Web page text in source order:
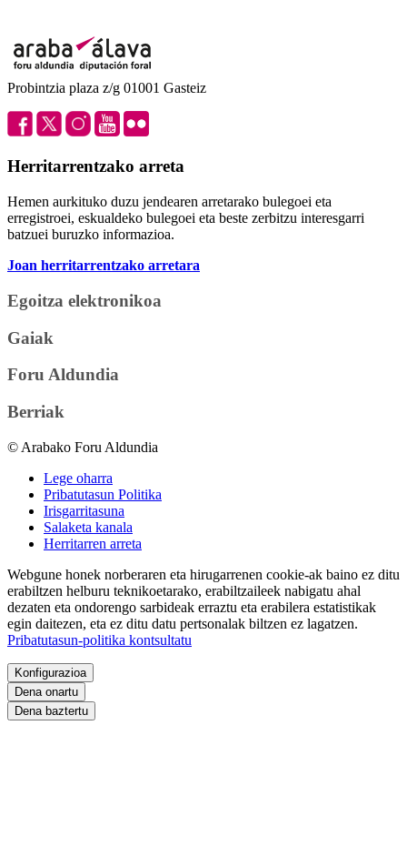
Probintzia plaza z/g 01001 Gasteiz
Herritarrentzako arreta
Hemen aurkituko duzu jendearen arretarako bulegoei eta
erregistroei, eskualdeko bulegoei eta beste zerbitzu interesgarri
batzuei buruzko informazioa.
Joan herritarrentzako arretara
Egoitza elektronikoa
Gaiak
Foru Aldundia
Berriak
© Arabako Foru Aldundia
Lege oharra
Pribatutasun Politika
Irisgarritasuna
Salaketa kanala
Herritarren arreta
Webgune honek norberaren eta hirugarrenen cookie-ak baino ez ditu
erabiltzen helburu teknikoetarako, erabiltzaileek nabigatu ahal
dezaten eta ondorengo sarbideak erraztu eta erabilera estatistikak
egin daitezen, eta ez ditu datu pertsonalak biltzen ez lagatzen.
Pribatutasun-politika kontsultatu
Konfigurazioa
Dena onartu
Dena baztertu